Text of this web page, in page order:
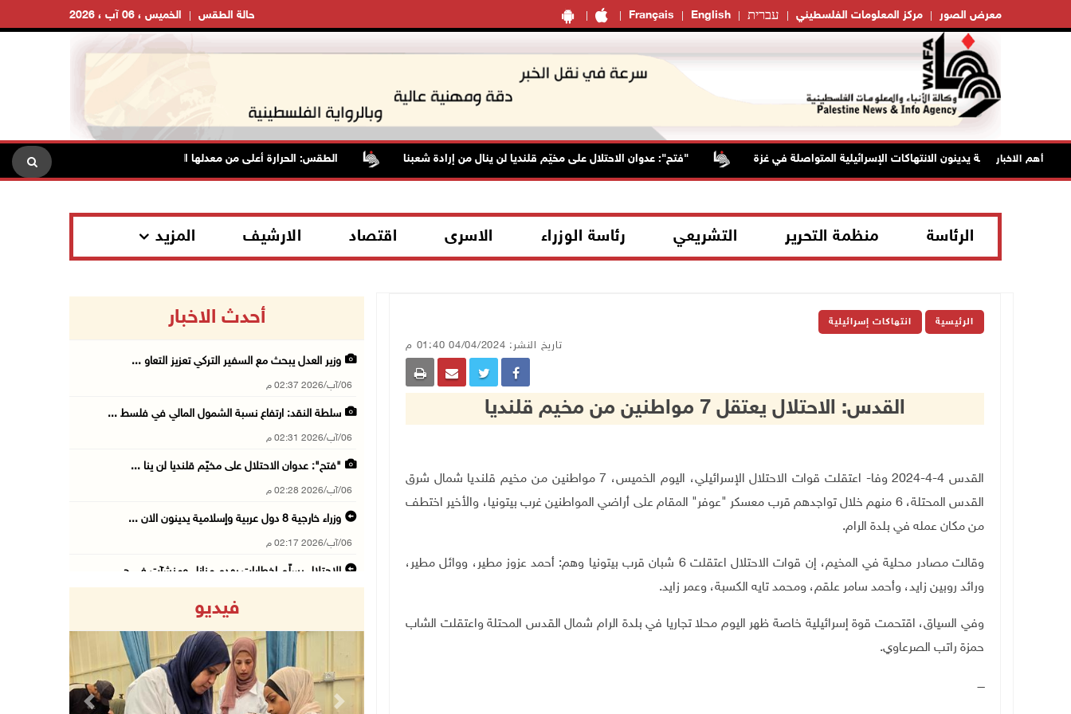
Français English עברית مركز المعلومات الفلسطيني معرض الصور الخميس ، 06 آب ، 2026 حالة الطقس
أهم الاخبار "فتح": عدوان الاحتلال على مخيّم قلنديا لن ينال من إرادة شعبنا الطقس: الحرارة أعلى من معدلها السنوي العام الاحتلال
الرئاسة منظمة التحرير التشريعي رئاسة الوزراء الاسرى اقتصاد الارشيف المزيد
الرئيسية انتهاكات إسرائيلية
تاريخ النشر: 04/04/2024 01:40 م
القدس: الاحتلال يعتقل 7 مواطنين من مخيم قلنديا
القدس 4-4-2024 وفا- اعتقلت قوات الاحتلال الإسرائيلي، اليوم الخميس، 7 مواطنين من مخيم قلنديا شمال شرق
القدس المحتلة، 6 منهم خلال تواجدهم قرب معسكر "عوفر" المقام على أراضي المواطنين غرب بيتونيا، والأخير اختطف
من مكان عمله في بلدة الرام.
وقالت مصادر محلية في المخيم، إن قوات الاحتلال اعتقلت 6 شبان قرب بيتونيا وهم: أحمد عزوز مطير، ووائل مطير،
ورائد روبين زايد، وأحمد سامر علقم، ومحمد تايه الكسبة، وعمر زايد.
وفي السياق، اقتحمت قوة إسرائيلية خاصة ظهر اليوم محلا تجاريا في بلدة الرام شمال القدس المحتلة واعتقلت الشاب
حمزة راتب الصرعاوي.
ــــ
أحدث الاخبار
وزير العدل يبحث مع السفير التركي تعزيز التعاو ...
06/آب/2026 02:37 م
سلطة النقد: ارتفاع نسبة الشمول المالي في فلسط ...
06/آب/2026 02:31 م
"فتح": عدوان الاحتلال على مخيّم قلنديا لن ينا ...
06/آب/2026 02:28 م
وزراء خارجية 8 دول عربية وإسلامية يدينون الان ...
06/آب/2026 02:17 م
الاحتلال يسلّم إخطارات بهدم منازل ومنشآت في ج ...
73,382 شهيدا منذ بدء حرب الإبادة على قطاع غزة
06/آب/2026 01:42 م
فيديو
Previous Next